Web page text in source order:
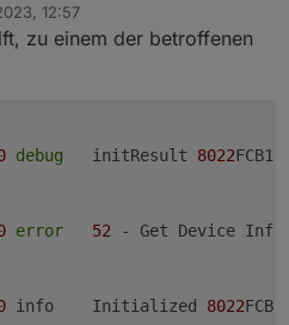
automatisches Firmware Update
können jetzt nicht mehr
12:57
zu einem der betroffenen
debug
	initResult
8022
error 52 - Get Device
	info	Initialized
8022